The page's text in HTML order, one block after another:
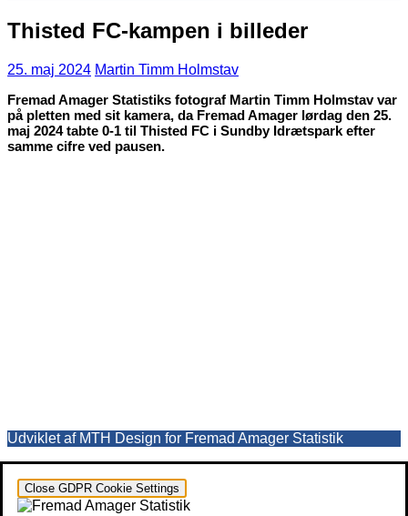
Thisted FC-kampen i billeder
25. maj 2024 Martin Timm Holmstav
Fremad Amager Statistiks fotograf Martin Timm Holmstav var
på pletten med sit kamera, da Fremad Amager lørdag den 25.
maj 2024 tabte 0-1 til Thisted FC i Sundby Idrætspark efter
samme cifre ved pausen.
Udviklet af MTH Design for Fremad Amager Statistik
Close GDPR Cookie Settings